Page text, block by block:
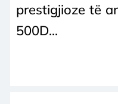
prestigjioze të
500D...